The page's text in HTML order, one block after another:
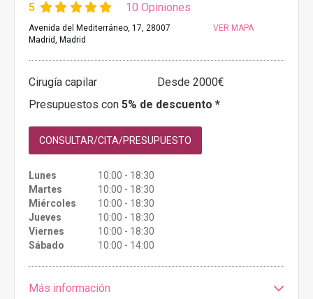
5 10 Opiniones
Avenida del Mediterráneo, 17, 28007
Madrid, Madrid
VER MAPA
Cirugía capilar
Desde 2000€
Presupuestos con 5% de descuento *
CONSULTAR/CITA/PRESUPUESTO
Lunes
10:00 - 18:30
Martes
10:00 - 18:30
Miércoles
10:00 - 18:30
Jueves
10:00 - 18:30
Viernes
10:00 - 18:30
Sábado
10:00 - 14:00
Más información